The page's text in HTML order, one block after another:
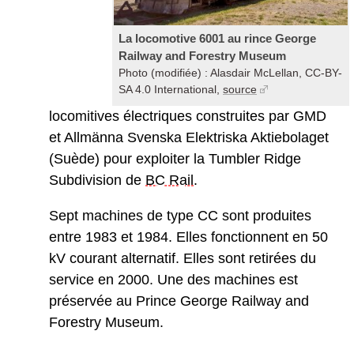
La locomotive 6001 au rince George
Railway and Forestry Museum
Photo (modifiée) : Alasdair McLellan, CC-BY-
SA 4.0 International, source
locomitives électriques construites par GMD
et Allmänna Svenska Elektriska Aktiebolaget
(Suède) pour exploiter la Tumbler Ridge
Subdivision de BC Rail.
Sept machines de type CC sont produites
entre 1983 et 1984. Elles fonctionnent en 50
kV courant alternatif. Elles sont retirées du
service en 2000. Une des machines est
préservée au Prince George Railway and
Forestry Museum.